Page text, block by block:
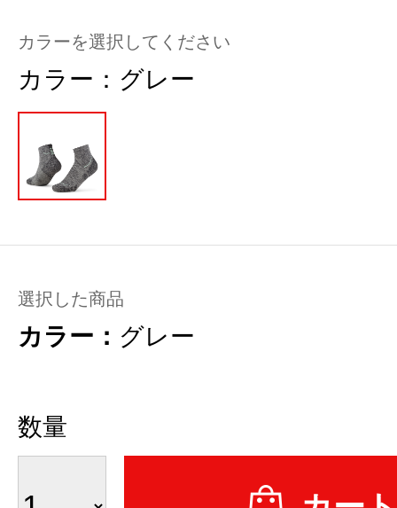
カラーを選択してください
カラー： グレー
選択した商品
カラー： グレー
数量